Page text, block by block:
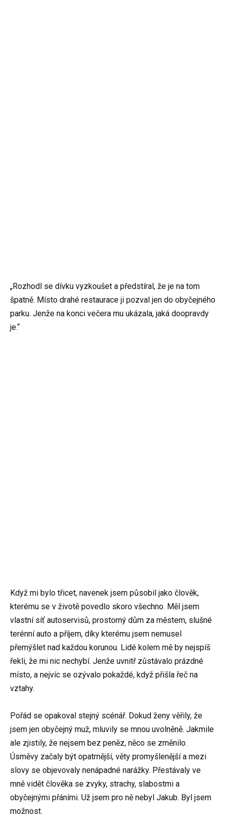
„Rozhodl se dívku vyzkoušet a předstíral, že je na tom
špatně. Místo drahé restaurace ji pozval jen do obyčejného
parku. Jenže na konci večera mu ukázala, jaká doopravdy
je.“
Když mi bylo třicet, navenek jsem působil jako člověk,
kterému se v životě povedlo skoro všechno. Měl jsem
vlastní síť autoservisů, prostorný dům za městem, slušné
terénní auto a příjem, díky kterému jsem nemusel
přemýšlet nad každou korunou. Lidé kolem mě by nejspíš
řekli, že mi nic nechybí. Jenže uvnitř zůstávalo prázdné
místo, a nejvíc se ozývalo pokaždé, když přišla řeč na
vztahy.
Pořád se opakoval stejný scénář. Dokud ženy věřily, že
jsem jen obyčejný muž, mluvily se mnou uvolněně. Jakmile
ale zjistily, že nejsem bez peněz, něco se změnilo.
Úsměvy začaly být opatrnější, věty promyšlenější a mezi
slovy se objevovaly nenápadné narážky. Přestávaly ve
mně vidět člověka se zvyky, strachy, slabostmi a
obyčejnými přáními. Už jsem pro ně nebyl Jakub. Byl jsem
možnost.